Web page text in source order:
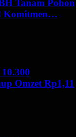
Tanam Pohon
Komitmen…
Omzet Rp1,11